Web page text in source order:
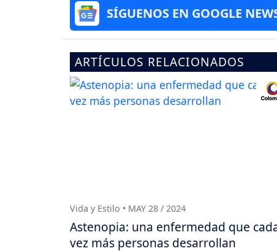
SÍGUENOS EN GOOGLE
ARTÍCULOS RELACIONADOS
Vida y Estilo • MAY 28 / 2024
Astenopia: una enfermedad que
vez más personas desarrollan